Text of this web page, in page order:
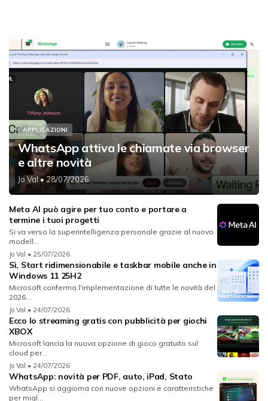
APPLICAZIONI
WhatsApp attiva le chiamate via browser
e altre novità
Jo Val• 28/07/2026
Meta AI può agire per tuo conto e portare a
termine i tuoi progetti
Si va verso la superintelligenza personale grazie al nuovo
modell...
Jo Val • 25/07/2026
Sì, Start ridimensionabile e taskbar mobile anche in
Windows 11 25H2
Microsoft conferma l'implementazione di tutte le novità del
2026...
Jo Val • 24/07/2026
Ecco lo streaming gratis con pubblicità per giochi
XBOX
Microsoft lancia la nuova opzione di gioco gratuito sul
cloud per...
Jo Val • 24/07/2026
WhatsApp: novità per PDF, auto, iPad, Stato
WhatsApp si aggiorna con nuove opzioni e caratteristiche
per migl...